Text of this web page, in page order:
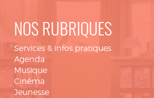
NOS RUBRIQUES
Services & infos pratiques
Agenda
Musique
Cinéma
Jeunesse